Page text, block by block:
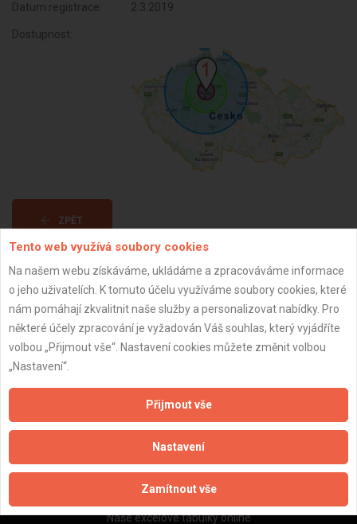
Datum registrace: 2.3.2019
Dostupnost:
ZPĚT
Aktualizováno z portálu ARES dne 30.12.2023 06:45:06
Naše firmy a řemeslníci
Zpracování a ochrana osobních údajů
Zásady pro používání souborů cookie
Naše excelové tabulky online
Tento web využívá soubory cookies
Na našem webu získáváme, ukládáme a zpracováváme informace
o jeho uživatelích. K tomuto účelu využíváme soubory cookies, které
nám pomáhají zkvalitnit naše služby a personalizovat nabídky. Pro
některé účely zpracování je vyžadován Váš souhlas, který vyjádříte
volbou „Přijmout vše“. Nastavení cookies můžete změnit volbou
„Nastavení“.
Přijmout vše
Nastavení
Zamítnout vše